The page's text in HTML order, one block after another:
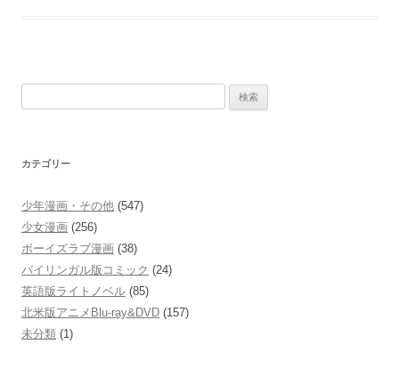
カテゴリー
少年漫画・その他 (547)
少女漫画 (256)
ボーイズラブ漫画 (38)
バイリンガル版コミック (24)
英語版ライトノベル (85)
北米版アニメBlu-ray&DVD (157)
未分類 (1)